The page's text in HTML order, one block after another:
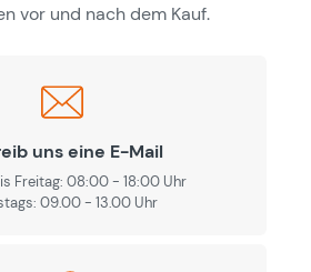
vor und nach dem Kauf.
uns eine E-Mail
Freitag: 08:00 - 18:00 Uhr
09.00 - 13.00 Uhr